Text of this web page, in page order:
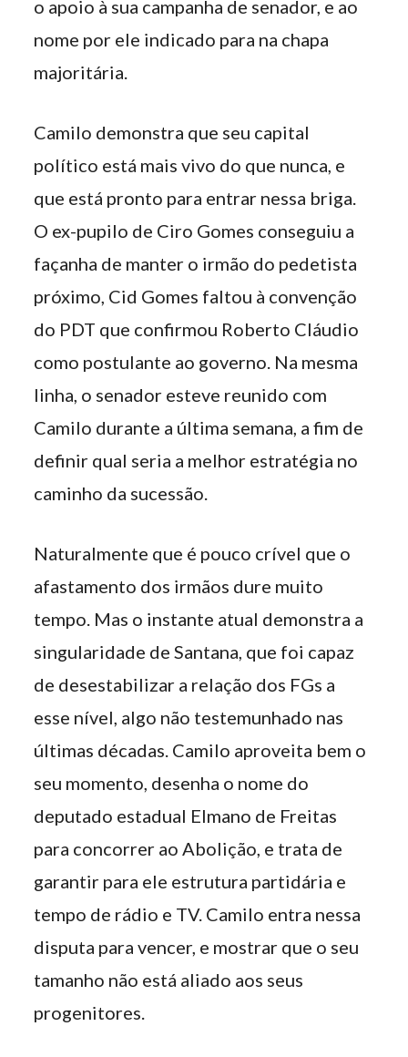
o apoio à sua campanha de senador, e ao
nome por ele indicado para na chapa
majoritária.
Camilo demonstra que seu capital
político está mais vivo do que nunca, e
que está pronto para entrar nessa briga.
O ex-pupilo de Ciro Gomes conseguiu a
façanha de manter o irmão do pedetista
próximo, Cid Gomes faltou à convenção
do PDT que confirmou Roberto Cláudio
como postulante ao governo. Na mesma
linha, o senador esteve reunido com
Camilo durante a última semana, a fim de
definir qual seria a melhor estratégia no
caminho da sucessão.
Naturalmente que é pouco crível que o
afastamento dos irmãos dure muito
tempo. Mas o instante atual demonstra a
singularidade de Santana, que foi capaz
de desestabilizar a relação dos FGs a
esse nível, algo não testemunhado nas
últimas décadas. Camilo aproveita bem o
seu momento, desenha o nome do
deputado estadual Elmano de Freitas
para concorrer ao Abolição, e trata de
garantir para ele estrutura partidária e
tempo de rádio e TV. Camilo entra nessa
disputa para vencer, e mostrar que o seu
tamanho não está aliado aos seus
progenitores.